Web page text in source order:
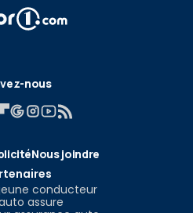
nous
Nous joindre
conducteur
assure